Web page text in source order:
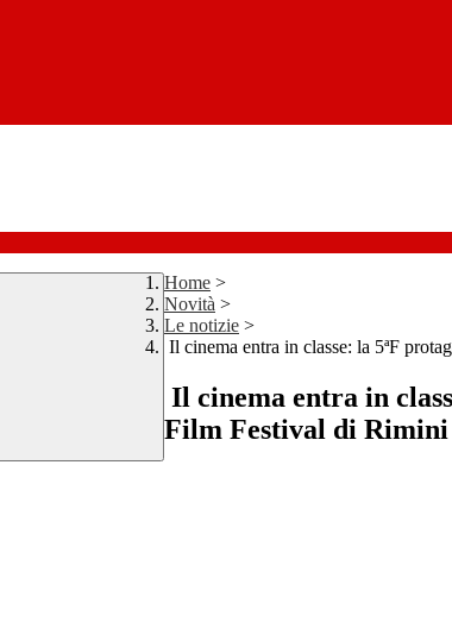
Home >
Novità >
Le notizie >
Il cinema entra in classe: la 5ªF
Il cinema entra in
Film Festival di Rimini